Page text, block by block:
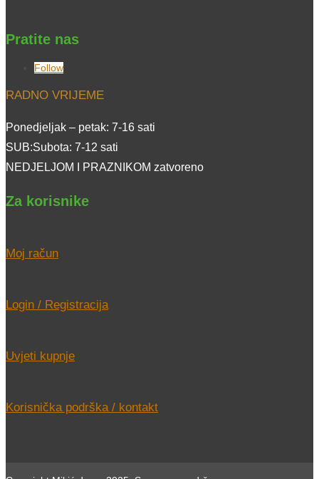
Pratite nas
Follow
RADNO VRIJEME
Ponedjeljak – petak: 7-16 sati
SUB:Subota: 7-12 sati
NEDJELJOM I PRAZNIKOM zatvoreno
Za korisnike
Moj račun
Login / Registracija
Uvjeti kupnje
Korisnička podrška / kontakt